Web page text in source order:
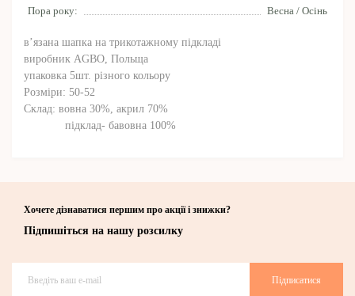
Пора року:
Весна / Осінь
в’язана шапка на трикотажному підкладі
виробник AGBO, Польща
упаковка 5шт. різного кольору
Розміри: 50-52
Склад: вовна 30%, акрил 70%
підклад- бавовна 100%
Хочете дізнаватися першим про акції і знижки?
Підпишіться на нашу розсилку
Підписатися